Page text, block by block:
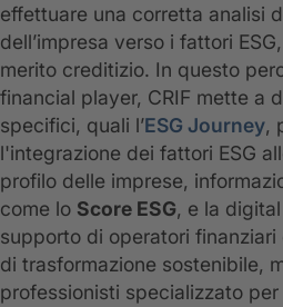
effettuare una corretta analisi
dell’impresa verso i fattori
merito creditizio. In questo
financial player, CRIF mette a
specifici, quali l’ESG Journey,
l'integrazione dei fattori ESG
profilo delle imprese,
come lo Score ESG, e la
supporto di operatori
di trasformazione sostenibile,
professionisti specializzato